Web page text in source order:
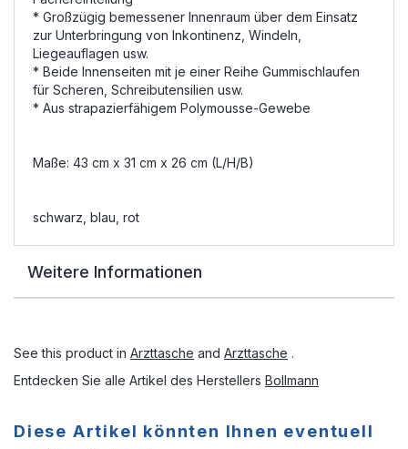
* Großzügig bemessener Innenraum über dem Einsatz
zur Unterbringung von Inkontinenz, Windeln,
Liegeauflagen usw.
* Beide Innenseiten mit je einer Reihe Gummischlaufen
für Scheren, Schreibutensilien usw.
* Aus strapazierfähigem Polymousse-Gewebe
Maße: 43 cm x 31 cm x 26 cm (L/H/B)
schwarz, blau, rot
Weitere Informationen
See this product in Arzttasche and Arzttasche .
Entdecken Sie alle Artikel des Herstellers Bollmann
Diese Artikel könnten Ihnen eventuell